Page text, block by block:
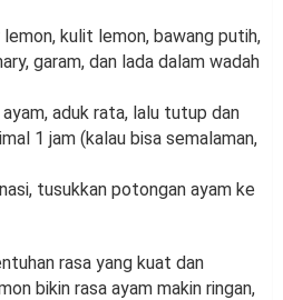
lemon, kulit lemon, bawang putih,
garam, dan lada dalam wadah
aduk rata, lalu tutup dan
1 jam (kalau bisa semalaman,
tusukkan potongan ayam ke
rasa yang kuat dan
bikin rasa ayam makin ringan,